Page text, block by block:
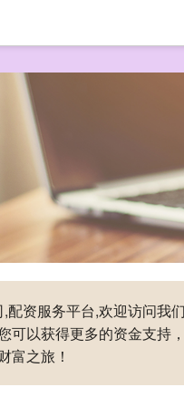
配资服务平台,欢迎访问
可以获得更多的资金支持
富之旅！